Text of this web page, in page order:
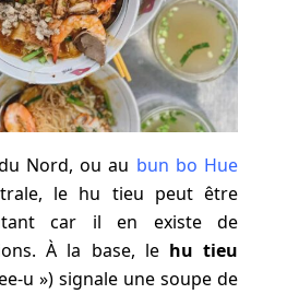
Nord, ou au bun bo Hue
le hu tieu peut être
car il en existe de
À la base, le hu tieu
u ») signale une soupe de